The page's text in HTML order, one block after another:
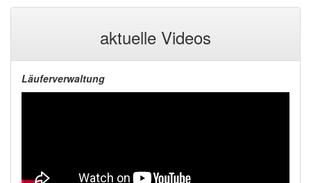
aktuelle Videos
Läuferverwaltung